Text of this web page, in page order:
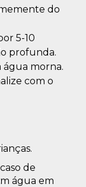
do
5-10
profunda.
água morna.
com o
de
água em